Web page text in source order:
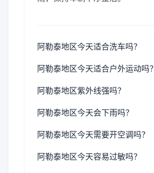
阿勒泰地区今天适合洗车吗？
阿勒泰地区今天适合户外运动吗？
阿勒泰地区紫外线强吗？
阿勒泰地区今天会下雨吗？
阿勒泰地区今天需要开空调吗？
阿勒泰地区今天容易过敏吗？